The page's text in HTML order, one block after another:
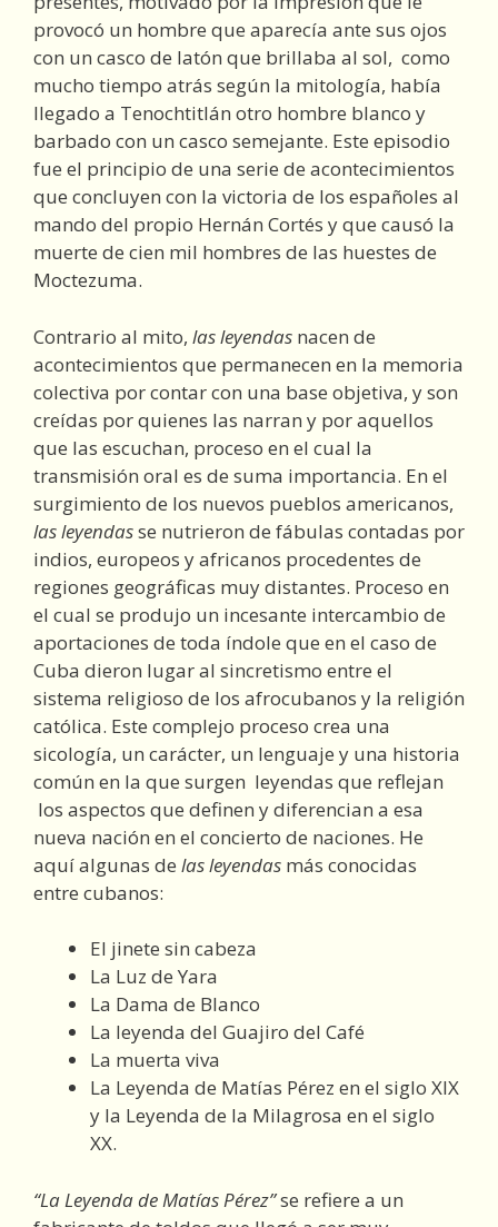
provocó un hombre que aparecía ante sus ojos
con un casco de latón que brillaba al sol, como
mucho tiempo atrás según la mitología, había
llegado a Tenochtitlán otro hombre blanco y
barbado con un casco semejante. Este episodio
fue el principio de una serie de acontecimientos
que concluyen con la victoria de los españoles al
mando del propio Hernán Cortés y que causó la
muerte de cien mil hombres de las huestes de
Moctezuma.
Contrario al mito, las leyendas nacen de
acontecimientos que permanecen en la memoria
colectiva por contar con una base objetiva, y son
creídas por quienes las narran y por aquellos
que las escuchan, proceso en el cual la
transmisión oral es de suma importancia. En el
surgimiento de los nuevos pueblos americanos,
las leyendasse nutrieron de fábulas contadas por
indios, europeos y africanos procedentes de
regiones geográficas muy distantes. Proceso en
el cual se produjo un incesante intercambio de
aportaciones de toda índole que en el caso de
Cuba dieron lugar al sincretismo entre el
sistema religioso de los afrocubanos y la religión
católica. Este complejo proceso crea una
sicología, un carácter, un lenguaje y una historia
común en la que surgen leyendas que reflejan
los aspectos que definen y diferencian a esa
nueva nación en el concierto de naciones. He
aquí algunas de las leyendas más conocidas
entre cubanos:
El jinete sin cabeza
La Luz de Yara
La Dama de Blanco
La leyenda del Guajiro del Café
La muerta viva
La Leyenda de Matías Pérez en el siglo XIX
y la Leyenda de la Milagrosa en el siglo
XX.
“La Leyenda de Matías Pérez”se refiere a un